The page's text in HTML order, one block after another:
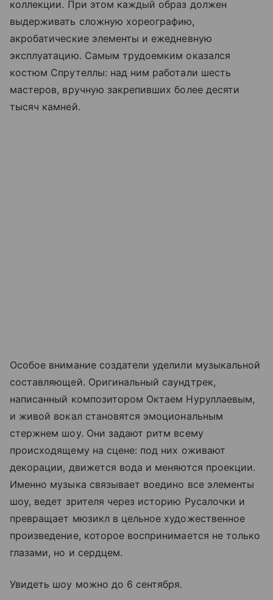
коллекции. При этом каждый образ должен
выдерживать сложную хореографию,
акробатические элементы и ежедневную
эксплуатацию. Самым трудоемким оказался
костюм Спрутеллы: над ним работали шесть
мастеров, вручную закрепивших более десяти
тысяч камней.
Особое внимание создатели уделили музыкальной
составляющей. Оригинальный саундтрек,
написанный композитором Октаем Нуруллаевым,
и живой вокал становятся эмоциональным
стержнем шоу. Они задают ритм всему
происходящему на сцене: под них оживают
декорации, движется вода и меняются проекции.
Именно музыка связывает воедино все элементы
шоу, ведет зрителя через историю Русалочки и
превращает мюзикл в цельное художественное
произведение, которое воспринимается не только
глазами, но и сердцем.
Увидеть шоу можно до 6 сентября.